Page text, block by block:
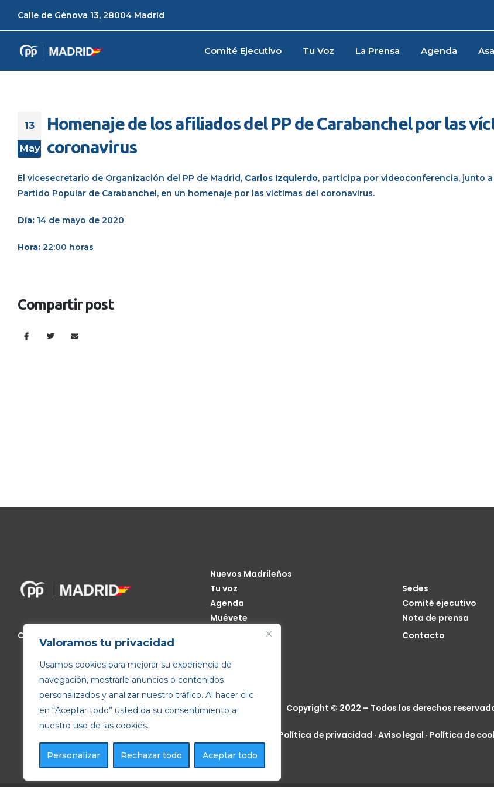
Valoramos tu privacidad
Usamos cookies para mejorar su experiencia de
navegación, mostrarle anuncios o contenidos
personalizados y analizar nuestro tráfico. Al hacer clic
en “Aceptar todo” usted da su consentimiento a
nuestro uso de las cookies.
Personalizar Rechazar todo Aceptar todo
Calle de Génova 13, 28004 Madrid
Comité Ejecutivo Tu Voz La Prensa Agenda
13
May
Homenaje de los afiliados del PP de Carabanchel por las
coronavirus
El vicesecretario de Organización del PP de Madrid, Carlos Izquierdo, participa por videoconferencia, junto
Partido Popular de Carabanchel, en un homenaje por las víctimas del coronavirus.
Día: 14 de mayo de 2020
Hora: 22:00 horas
Compartir post
Calle de Génova, 13, 28004 Madrid
Nuevos Madrileños
Tu voz
Agenda
Muévete
Sedes
Comité ejecutivo
Nota de prensa
Contacto
Copyright © 2022 – Todos los derechos
Política de privacidad · Aviso legal · Política de